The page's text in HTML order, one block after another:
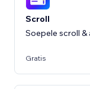
Scroll
Soepele scroll
Gratis